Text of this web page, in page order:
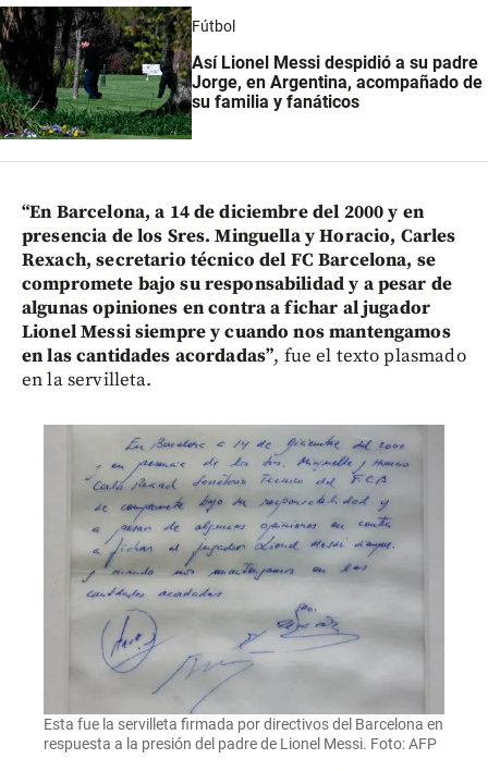
Fútbol
Así Lionel Messi despidió a su padre
Jorge, en Argentina, acompañado de
su familia y fanáticos
“En Barcelona, a 14 de diciembre del 2000 y en
presencia de los Sres. Minguella y Horacio, Carles
Rexach, secretario técnico del FC Barcelona, se
compromete bajo su responsabilidad y a pesar de
algunas opiniones en contra a fichar al jugador
Lionel Messi siempre y cuando nos mantengamos
en las cantidades acordadas”, fue el texto plasmado
en la servilleta.
Esta fue la servilleta firmada por directivos del Barcelona en
respuesta a la presión del padre de Lionel Messi. Foto: AFP